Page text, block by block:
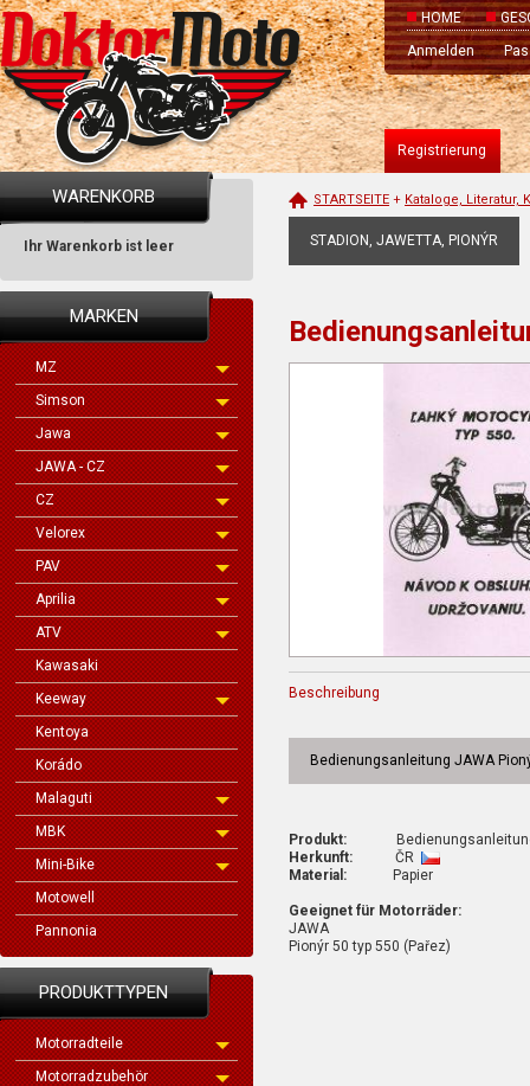
HOME
Anmelden
Registrierung
WARENKORB
Ihr Warenkorb ist leer
MARKEN
MZ
Simson
Jawa
JAWA - CZ
CZ
Velorex
PAV
Aprilia
ATV
Kawasaki
Keeway
Kentoya
Korádo
Malaguti
MBK
Mini-Bike
Motowell
Pannonia
PRODUKTTYPEN
Motorradteile
Motorradzubehör
STARTSEITE + Kataloge, Literatur,
STADION, JAWETTA, PIONÝR
Beschreibung
Bedienungsanleitung JAWA
Produkt:
Herkunft: ČR
Material: Papier
Geeignet für Motorräder:
JAWA
Pionýr 50 typ 550 (Pařez)